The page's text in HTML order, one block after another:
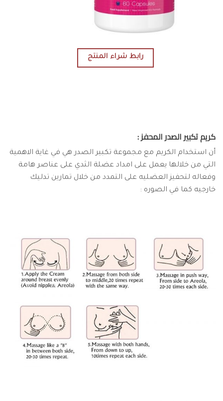
رابط شراء المنتج
كريم تكبير الصدر المحفز :
أن استخدام الكريم مع مجموعة تكبير الصدر هي في غاية الاهمية
التي من خلالها يعمل على امداد عضلة الثدي على عناصر هامة
وفعاله لتحفيز العضليه على التمدد من خلال تمارين تدليك
خارجيه كما في الصوره :